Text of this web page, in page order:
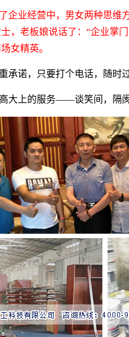
企业经营中，男女两种思维
，老板娘说话了：“企业掌
女精英。
承诺，只要打个电话，随时
大上的服务——谈笑间，隔